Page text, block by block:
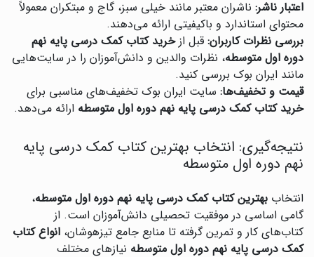
اعتبار ناشر: ناشران معتبر مانند خیلی سبز، گاج و مبتکران معمولاً
محتوای استاندارد و باکیفیتی ارائه می‌دهند.
بررسی نظرات کاربران: قبل ازخرید کتاب کمک درسی پایه نهم
دوره اول متوسطه، نظرات والدین و دانش‌آموزان را در سایت‌هایی
مانند ایران بوک بررسی کنید.
قیمت و تخفیف‌ها: سایت ایران بوک تخفیف‌های مناسبی برای
خرید کتاب کمک درسی پایه نهم دوره اول متوسطه ارائه می‌دهد.
نتیجه‌گیری: انتخاب بهترین کتاب کمک درسی پایه
نهم دوره اول متوسطه
انتخاب بهترین کتاب کمک درسی پایه نهم دوره اول متوسطه،
گامی اساسی در موفقیت تحصیلی دانش‌آموزان است. از
کتاب‌های کار و تمرین گرفته تا منابع جامع تیزهوشان، انواع کتاب
کمک درسی پایه نهم دوره اول متوسطه نیازهای مختلف